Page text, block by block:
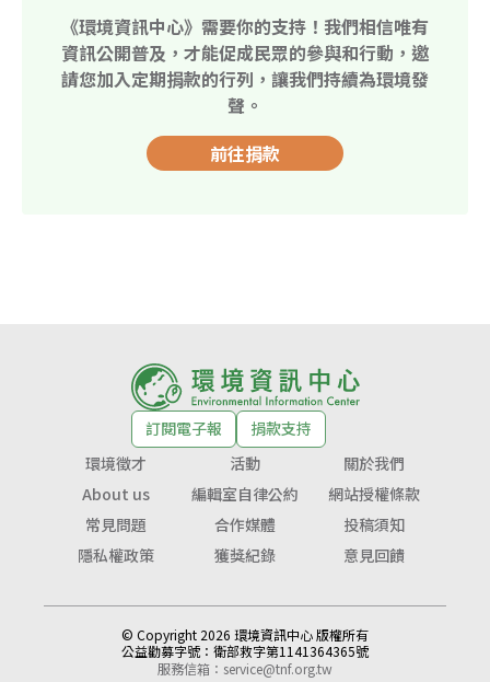
《環境資訊中心》需要你的支持！我們相信唯有
資訊公開普及，才能促成民眾的參與和行動，邀
請您加入定期捐款的行列，讓我們持續為環境發
聲。
前往捐款
訂閱電子報
捐款支持
環境徵才
活動
關於我們
About us
編輯室自律公約
網站授權條款
常見問題
合作媒體
投稿須知
隱私權政策
獲獎紀錄 意見回饋
© Copyright 2026 環境資訊中心 版權所有
公益勸募字號： 衛部救字第1141364365號
服務信箱： service@tnf.org.tw